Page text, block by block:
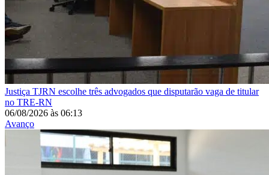
Justiça TJRN escolhe três advogados que disputarão vaga de titular
no TRE-RN
06/08/2026 às 06:13
Avanço